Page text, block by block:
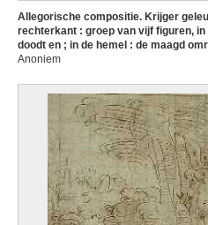
Allegorische compositie. Krijger
rechterkant : groep van vijf figuren,
doodt en ; in de hemel : de maagd
Anoniem